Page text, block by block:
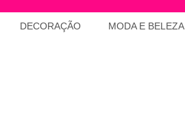
DECORAÇÃO MODA E BELEZA